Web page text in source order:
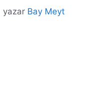
yazar Bay Meyt